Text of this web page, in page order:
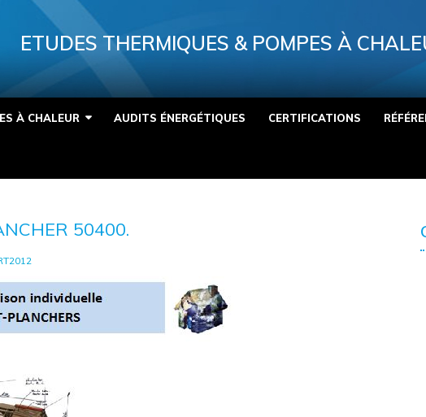
ETUDES THERMIQUES & POMPES À
À CHALEUR AUDITS ÉNERGÉTIQUES CERTIFICATIONS
50400.